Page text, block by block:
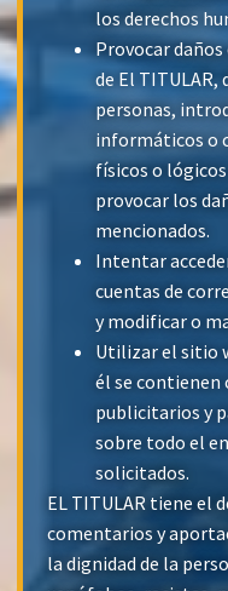
los derechos
Provocar
de El TITULAR,
personas,
informáticos o
físicos o
provocar los
mencionados.
Intentar
cuentas de
y modificar o
Utilizar el sitio
él se contienen
publicitarios y
sobre todo el
solicitados.
EL TITULAR tiene el
comentarios y
la dignidad de la